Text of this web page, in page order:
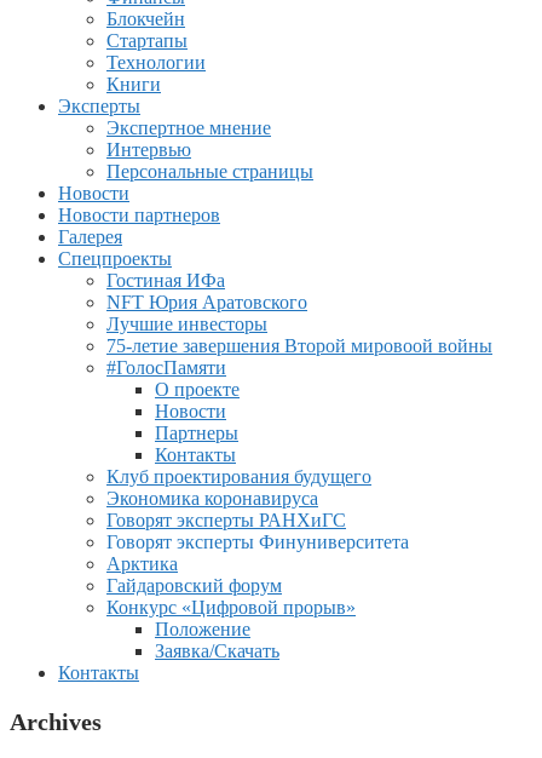
Блокчейн
Стартапы
Технологии
Книги
Эксперты
Экспертное мнение
Интервью
Персональные страницы
Новости
Новости партнеров
Галерея
Спецпроекты
Гостиная ИФа
NFT Юрия Аратовского
Лучшие инвесторы
75-летие завершения Второй мировоой войны
#ГолосПамяти
О проекте
Новости
Партнеры
Контакты
Клуб проектирования будущего
Экономика коронавируса
Говорят эксперты РАНХиГС
Говорят эксперты Финуниверситета
Арктика
Гайдаровский форум
Конкурс «Цифровой прорыв»
Положение
Заявка/Скачать
Контакты
Archives